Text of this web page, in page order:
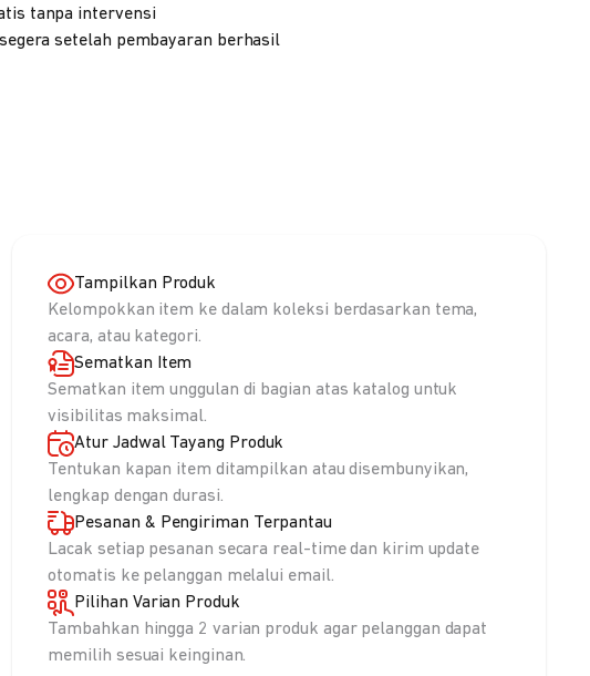
tanpa intervensi
setelah pembayaran berhasil
Tampilkan Produk
Kelompokkan item ke dalam koleksi berdasarkan tema,
acara, atau kategori.
Sematkan Item
Sematkan item unggulan di bagian atas katalog untuk
visibilitas maksimal.
Atur Jadwal Tayang Produk
Tentukan kapan item ditampilkan atau disembunyikan,
lengkap dengan durasi.
Pesanan & Pengiriman Terpantau
Lacak setiap pesanan secara real-time dan kirim update
otomatis ke pelanggan melalui email.
Pilihan Varian Produk
Tambahkan hingga 2 varian produk agar pelanggan dapat
memilih sesuai keinginan.